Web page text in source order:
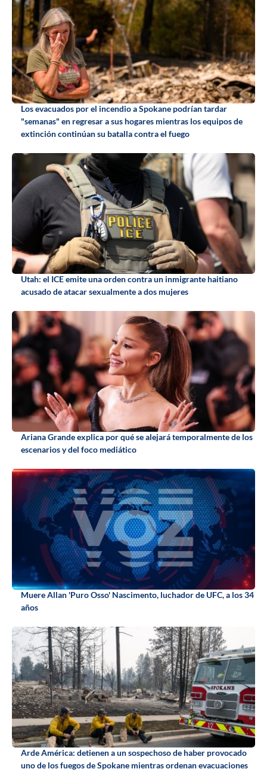
Los evacuados por el incendio a Spokane podrían tardar
"semanas" en regresar a sus hogares mientras los equipos de
extinción continúan su batalla contra el fuego
Utah: el ICE emite una orden contra un inmigrante haitiano
acusado de atacar sexualmente a dos mujeres
Ariana Grande explica por qué se alejará temporalmente de los
escenarios y del foco mediático
Muere Allan 'Puro Osso' Nascimento, luchador de UFC, a los 34
años
Arde América: detienen a un sospechoso de haber provocado
uno de los fuegos de Spokane mientras ordenan evacuaciones